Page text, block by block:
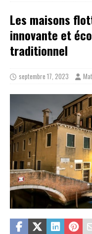
Les maisons
innovante et
traditionnel
septembre 17, 2023